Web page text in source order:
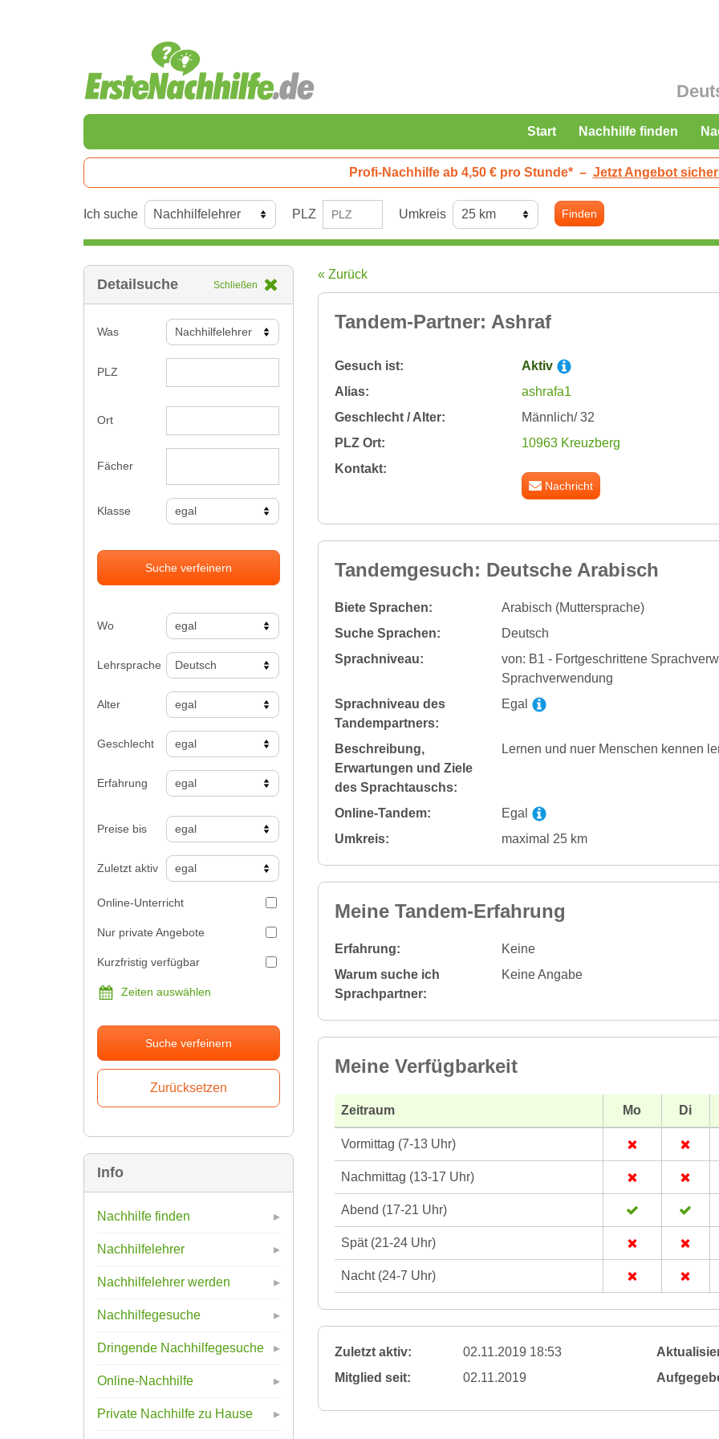
Start Nachhilfe finden
Profi-Nachhilfe ab 4,50 € pro Stunde* – Jetzt Angebot
Ich suche PLZ Umkreis Finden
Detailsuche Schließen
Was
PLZ
Ort
Fächer
Klasse
Suche verfeinern
Wo
Lehrsprache
Alter
Geschlecht
Erfahrung
Preise bis
Zuletzt aktiv
Online-Unterricht
Nur private Angebote
Kurzfristig verfügbar
Zeiten auswählen
Suche verfeinern
Info
Nachhilfe finden
Nachhilfelehrer
Nachhilfelehrer werden
Nachhilfegesuche
Dringende Nachhilfegesuche
Online-Nachhilfe
Private Nachhilfe zu Hause
« Zurück
Tandem-Partner: Ashraf
Gesuch ist:
Aktiv
Alias:
ashrafa1
Geschlecht / Alter:
Männlich/ 32
PLZ Ort:
10963 Kreuzberg
Kontakt:
Nachricht
Tandemgesuch: Deutsche Arabisch
Biete Sprachen:
Arabisch (Muttersprache)
Suche Sprachen:
Deutsch
Sprachniveau:
von: B1 - Fortgeschrittene
Sprachverwendung
Sprachniveau des
Tandempartners:
Egal
Beschreibung,
Erwartungen und Ziele
des Sprachtauschs:
Lernen und nuer Menschen kennen
Online-Tandem:
Egal
Umkreis:
maximal 25 km
Meine Tandem-Erfahrung
Erfahrung:
Keine
Warum suche ich
Sprachpartner:
Keine Angabe
Meine Verfügbarkeit
Zeitraum Mo Di
Vormittag (7-13 Uhr)
Nachmittag (13-17 Uhr)
Abend (17-21 Uhr)
Spät (21-24 Uhr)
Nacht (24-7 Uhr)
Zuletzt aktiv: 02.11.2019 18:53
Mitglied seit:
02.11.2019